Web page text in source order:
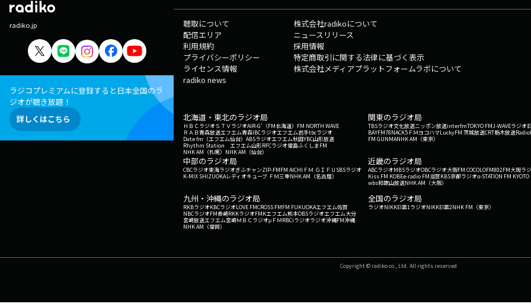
radiko.jp
ラジコプレミアムに登録すると日本全国のラ
ジオが聴き放題！
詳しくはこちら
聴取について
配信エリア
利用規約
プライバシーポリシー
ライセンス情報
radiko news
株式会社radikoについて
ニュースリリース
採用情報
特定商取引に関する法律に基づく表示
株式会社メディアプラットフォームラボについて
北海道・東北のラジオ局
ＨＢＣラジオＳＴＶラジオAIR-G'（FM北海道） FM NORTH WAVE
ＲＡＢ青森放送エフエム青森IBCラジオエフエム岩手tbcラジオ
Date fm（エフエム仙台） ABSラジオエフエム秋田YBC山形放送
Rhythm Station エフエム山形RFCラジオ福島ふくしまFM
NHK AM（札幌） NHK AM（仙台）
関東のラジオ局
TBSラジオ文化放送ニッポン放送interfmTOKYO FMJ-WAVEラジオ
BAYFM78NACK5 ＦＭヨコハマLuckyFM 茨城放送CRT栃木放送
FM GUNMANHK AM（東京）
中部のラジオ局
CBCラジオ東海ラジオぎふチャンZIP-FMFM AICHI ＦＭ ＧＩＦＵ SBSラジオ
K-MIX SHIZUOKAレディオキューブ ＦＭ三重NHK AM（名古屋）
近畿のラジオ局
ABCラジオMBSラジオOBCラジオ大阪FM COCOLOFM802FM大阪ラ
Kiss FM KOBEe-radio FM滋賀KBS京都ラジオα-STATION FM KYOTO
wbs和歌山放送NHK AM（大阪）
九州・沖縄のラジオ局
RKBラジオKBCラジオLOVE FMCROSS FMFM FUKUOKAエフエム佐賀
NBCラジオFM長崎RKKラジオFMKエフエム熊本OBSラジオエフエム大分
宮崎放送エフエム宮崎ＭＢＣラジオμＦＭRBCiラジオラジオ沖縄FM沖縄
NHK AM（福岡）
全国のラジオ局
ラジオNIKKEI第1ラジオNIKKEI第2NHK FM（東京）
Copyright © radiko co., Ltd. All rights reserved